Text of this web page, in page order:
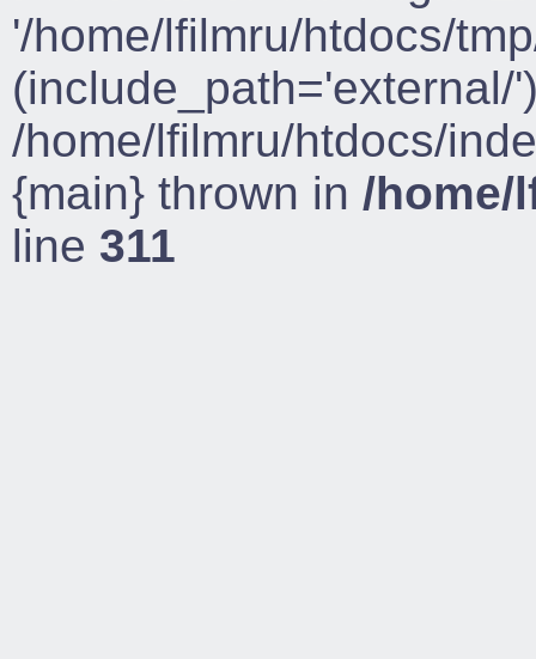
'/home/lfilmru/htdocs/
(include_path='external/
/home/lfilmru/htdocs/
{main} thrown in /home/
line 311